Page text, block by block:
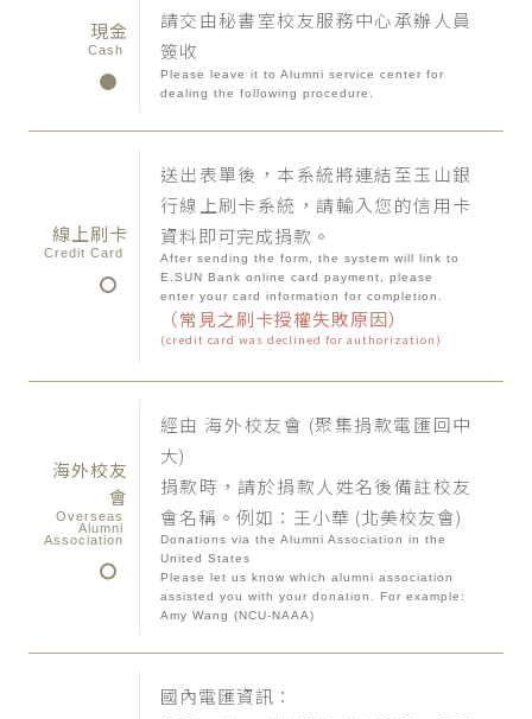
現金
Cash
請交由秘書室校友服務中心承辦人員
簽收
Please leave it to Alumni service center for
dealing the following procedure.
線上刷卡
Credit Card
送出表單後，本系統將連結至玉山銀
行線上刷卡系統，請輸入您的信用卡
資料即可完成捐款。
After sending the form, the system will link to
E.SUN Bank online card payment, please
enter your card information for completion.
（常見之刷卡授權失敗原因）
(credit card was declined for authorization)
海外校友
會
Overseas
Alumni
Association
經由 海外校友會 (聚集捐款電匯回中
大)
捐款時，請於捐款人姓名後備註校友
會名稱。例如：王小華 (北美校友會)
Donations via the Alumni Association in the
United States
Please let us know which alumni association
assisted you with your donation. For example:
Amy Wang (NCU-NAAA)
國內電匯資訊：